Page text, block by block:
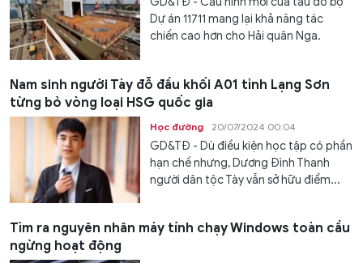
Dự án 11711 mang lại khả năng tác
chiến cao hơn cho Hải quân Nga.
Nam sinh người Tày đỗ đầu khối A01 tỉnh Lạng Sơn
từng bỏ vòng loại HSG quốc gia
Học đường 20/07/2024 00:04
GD&TĐ - Dù điều kiện học tập có phần
hạn chế nhưng, Dương Đình Thanh
người dân tộc Tày vẫn sở hữu điểm...
Tìm ra nguyên nhân máy tính chạy Windows toàn cầu
ngừng hoạt động